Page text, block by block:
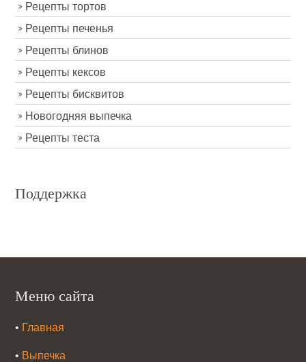
Рецепты тортов
Рецепты печенья
Рецепты блинов
Рецепты кексов
Рецепты бисквитов
Новогодняя выпечка
Рецепты теста
Поддержка
Меню сайта
• Главная
• Выпечка